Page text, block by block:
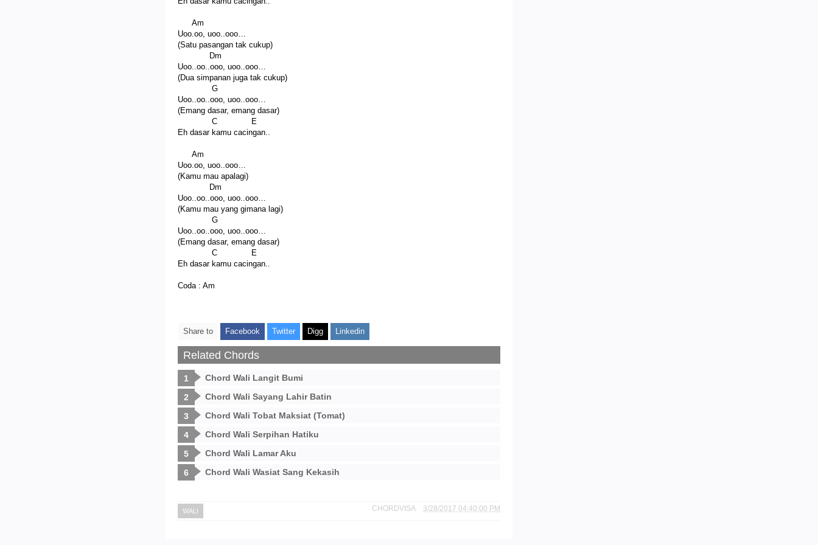
Am
Uoo.oo, uoo..ooo…
(Satu pasangan tak cukup)
Dm
Uoo..oo..ooo, uoo..ooo…
(Dua simpanan juga tak cukup)
G
Uoo..oo..ooo, uoo..ooo…
(Emang dasar, emang dasar)
C E
Eh dasar kamu cacingan..
Am
Uoo.oo, uoo..ooo…
(Kamu mau apalagi)
Dm
Uoo..oo..ooo, uoo..ooo…
(Kamu mau yang gimana lagi)
G
Uoo..oo..ooo, uoo..ooo…
(Emang dasar, emang dasar)
C E
Eh dasar kamu cacingan..
Coda : Am
Share to Facebook Twitter Digg Linkedin
Related Chords
Chord Wali Langit Bumi
Chord Wali Sayang Lahir Batin
Chord Wali Tobat Maksiat (Tomat)
Chord Wali Serpihan Hatiku
Chord Wali Lamar Aku
Chord Wali Wasiat Sang Kekasih
WALI CHORDVISA 3/28/2017 04:40:00 PM